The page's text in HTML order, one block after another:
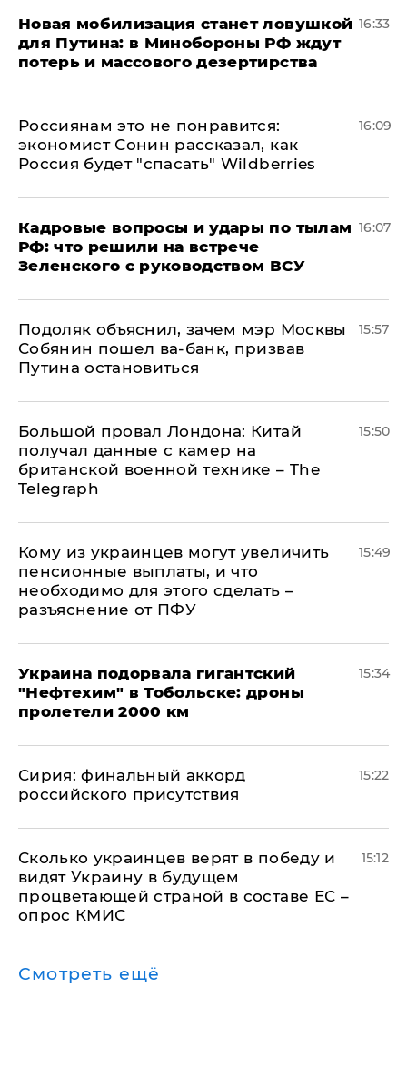
​Новая мобилизация станет ловушкой
для Путина: в Минобороны РФ ждут
потерь и массового дезертирства
16:33
Россиянам это не понравится:
экономист Сонин рассказал, как
Россия будет "спасать" Wildberries
16:09
Кадровые вопросы и удары по тылам
РФ: что решили на встрече
Зеленского с руководством ВСУ
16:07
Подоляк объяснил, зачем мэр Москвы
Собянин пошел ва-банк, призвав
Путина остановиться
15:57
Большой провал Лондона: Китай
получал данные с камер на
британской военной технике – The
Telegraph
15:50
Кому из украинцев могут увеличить
пенсионные выплаты, и что
необходимо для этого сделать –
разъяснение от ПФУ
15:49
Украина подорвала гигантский
"Нефтехим" в Тобольске: дроны
пролетели 2000 км
15:34
​Сирия: финальный аккорд
российского присутствия
15:22
Сколько украинцев верят в победу и
видят Украину в будущем
процветающей страной в составе ЕС –
опрос КМИС
15:12
Смотреть ещё